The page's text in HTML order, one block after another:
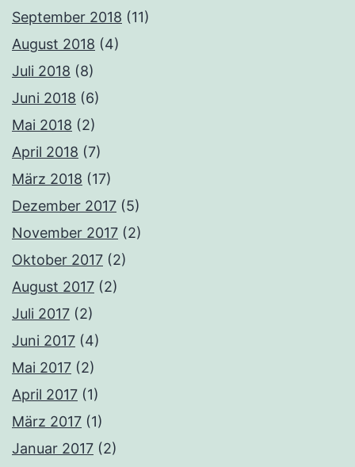
September 2018 (11)
August 2018 (4)
Juli 2018 (8)
Juni 2018 (6)
Mai 2018 (2)
April 2018 (7)
März 2018 (17)
Dezember 2017 (5)
November 2017 (2)
Oktober 2017 (2)
August 2017 (2)
Juli 2017 (2)
Juni 2017 (4)
Mai 2017 (2)
April 2017 (1)
März 2017 (1)
Januar 2017 (2)